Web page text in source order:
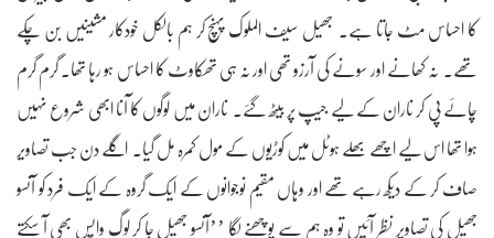
کا احساس مٹ جاتا ہے۔ جھیل سیف الملوک پہنچ کر ہم بالکل خودکار مشینیں بن چکے
تھے۔ نہ کھانے اور سونے کی آرزو تھی اور نہ ہی تھکاوٹ کا احساس ہو رہا تھا۔ گرم گرم
چائے پی کر ناران کے لیے جیپ پر بیٹھ گئے۔ ناران میں لوگوں کا آنا ابھی شروع نہیں
ہوا تھا اس لیے اچھے بھلے ہوٹل میں کوڑیوں کے مول کمرہ مل گیا۔ اگلے دن جب تصاویر
صاف کر کے دیکھ رہے تھے اور وہاں مقیم نوجوانوں کے ایک گروہ کے ایک فرد کو آنسو
جھیل کی تصاویر نظر آئیں تو وہ ہم سے پوچھنے لگا ’’آنسو جھیل جا کر لوگ واپس بھی آ سکتے